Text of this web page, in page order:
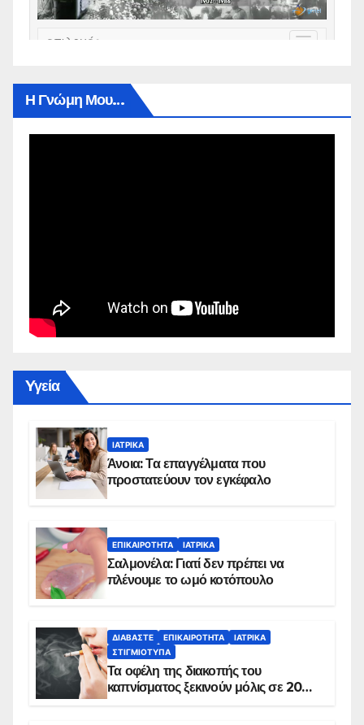
Η Γνώμη Μου…
Yγεία
ΙΑΤΡΙΚΆ
Άνοια: Τα επαγγέλματα που
προστατεύουν τον εγκέφαλο
ΕΠΙΚΑΙΡΌΤΗΤΑ ΙΑΤΡΙΚΆ
Σαλμονέλα: Γιατί δεν πρέπει να
πλένουμε το ωμό κοτόπουλο
ΔΙΑΒΆΣΤΕ ΕΠΙΚΑΙΡΌΤΗΤΑ
ΙΑΤΡΙΚΆ
ΣΤΙΓΜΙΌΤΥΠΑ
Τα οφέλη της διακοπής του
καπνίσματος ξεκινούν μόλις σε 20